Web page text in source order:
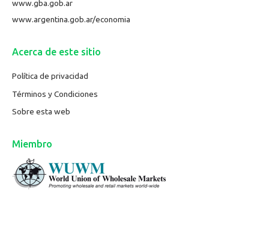
www.gba.gob.ar
www.argentina.gob.ar/economia
Acerca de este sitio
Política de privacidad
Términos y Condiciones
Sobre esta web
Miembro